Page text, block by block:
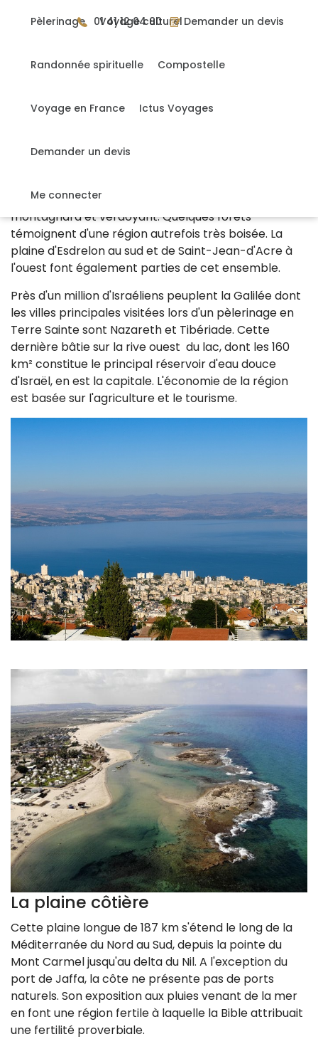
Pèlerinage Voyage culturel
Randonnée spirituelle Compostelle
Voyage en France Ictus Voyages
Demander un devis
Me connecter
01 41 12 04 80 Demander un devis
SAINTE
La Galilée
m reçoit de la pluie en abondance et offre un cadre
montagnard et verdoyant. Quelques forêts
témoignent d'une région autrefois très boisée. La
plaine d'Esdrelon au sud et de Saint-Jean-d'Acre à
l'ouest font également parties de cet ensemble.
Près d'un million d'Israéliens peuplent la Galilée dont
les villes principales visitées lors d'un pèlerinage en
Terre Sainte sont Nazareth et Tibériade. Cette
dernière bâtie sur la rive ouest du lac, dont les 160
km² constitue le principal réservoir d'eau douce
d'Israël, en est la capitale. L'économie de la région
est basée sur l'agriculture et le tourisme.
La plaine côtière
Cette plaine longue de 187 km s'étend le long de la
Méditerranée du Nord au Sud, depuis la pointe du
Mont Carmel jusqu'au delta du Nil. A l'exception du
port de Jaffa, la côte ne présente pas de ports
naturels. Son exposition aux pluies venant de la mer
en font une région fertile à laquelle la Bible attribuait
une fertilité proverbiale.